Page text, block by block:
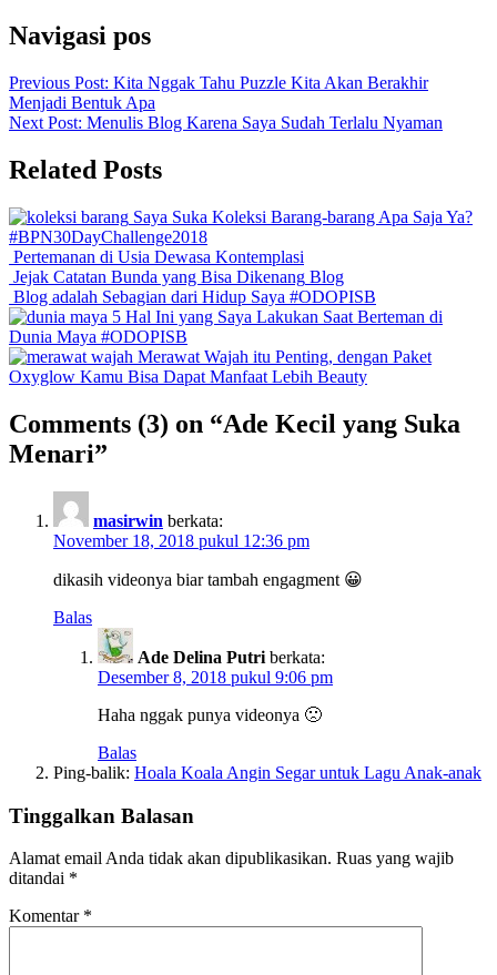
Navigasi pos
Previous Post: Kita Nggak Tahu Puzzle Kita Akan Berakhir
Menjadi Bentuk Apa
Next Post: Menulis Blog Karena Saya Sudah Terlalu Nyaman
Related Posts
Saya Suka Koleksi Barang-barang Apa Saja Ya?
#BPN30DayChallenge2018
Pertemanan di Usia Dewasa Kontemplasi
Jejak Catatan Bunda yang Bisa Dikenang Blog
Blog adalah Sebagian dari Hidup Saya #ODOPISB
5 Hal Ini yang Saya Lakukan Saat Berteman di
Dunia Maya #ODOPISB
Merawat Wajah itu Penting, dengan Paket
Oxyglow Kamu Bisa Dapat Manfaat Lebih Beauty
Comments (3) on “Ade Kecil yang Suka
Menari”
masirwin berkata:
November 18, 2018 pukul 12:36 pm
dikasih videonya biar tambah engagment 😀
Balas
Ade Delina Putri berkata:
Desember 8, 2018 pukul 9:06 pm
Haha nggak punya videonya 🙁
Balas
Ping-balik: Hoala Koala Angin Segar untuk Lagu Anak-anak
Tinggalkan Balasan
Alamat email Anda tidak akan dipublikasikan. Ruas yang wajib
ditandai *
Komentar *